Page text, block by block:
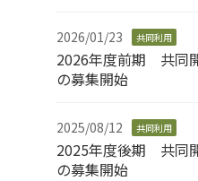
2026/01/23 共同利用
2026年度前期 共同
の募集開始
2025/08/12 共同利用
2025年度後期 共同
の募集開始